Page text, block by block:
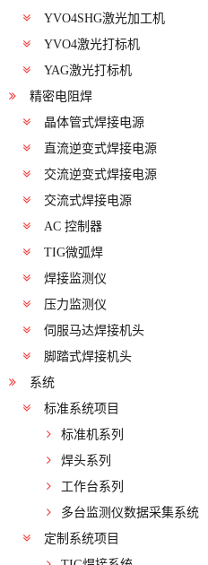
YVO4SHG激光加工机
YVO4激光打标机
YAG激光打标机
精密电阻焊
晶体管式焊接电源
直流逆变式焊接电源
交流逆变式焊接电源
交流式焊接电源
AC 控制器
TIG微弧焊
焊接监测仪
压力监测仪
伺服马达焊接机头
脚踏式焊接机头
系统
标准系统项目
标准机系列
焊头系列
工作台系列
多台监测仪数据采集系统
定制系统项目